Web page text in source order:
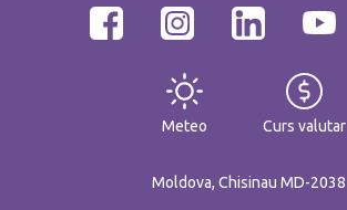
Meteo Curs valutar
Moldova, Chisinau MD-2038